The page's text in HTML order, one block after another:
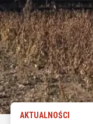
AKTUALNOŚCI